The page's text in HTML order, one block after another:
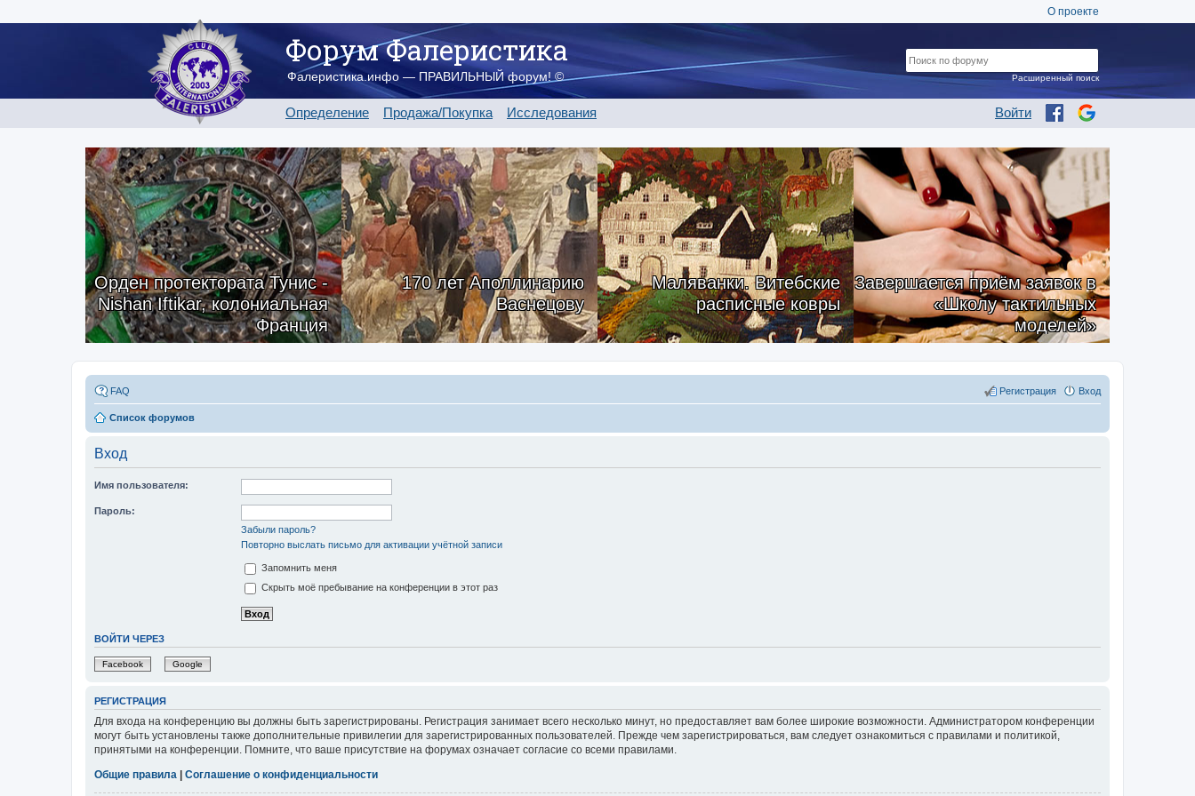
О проекте
Форум Фалеристика
Фалеристика.инфо — ПРАВИЛЬНЫЙ форум! ©
Определение Продажа/Покупка Исследования Войти
Расширенный поиск
Орден протектората Тунис -
Nishan Iftikar, колониальная
Франция
170 лет Аполлинарию
Васнецову
Маляванки. Витебские
расписные ковры
Завершается приём заявок в
«Школу тактильных
моделей»
FAQ Вход
Регистрация
Список форумов
Вход
Имя пользователя:
Пароль:
Забыли пароль?
Повторно выслать письмо для активации учётной записи
Запомнить меня
Скрыть моё пребывание на конференции в этот раз
ВОЙТИ ЧЕРЕЗ
Facebook Google
РЕГИСТРАЦИЯ
Для входа на конференцию вы должны быть зарегистрированы. Регистрация занимает всего несколько минут, но предоставляет вам более широкие возможности. Администратором конференции
могут быть установлены также дополнительные привилегии для зарегистрированных пользователей. Прежде чем зарегистрироваться, вам следует ознакомиться с правилами и политикой,
принятыми на конференции. Помните, что ваше присутствие на форумах означает согласие со всеми правилами.
Общие правила
Соглашение о конфиденциальности